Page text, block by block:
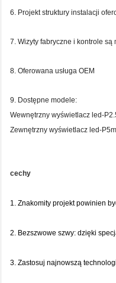
6. Projekt struktury instalacji
7. Wizyty fabryczne i kontrole są
8. Oferowana usługa OEM
9. Dostępne modele:
Wewnętrzny wyświetlacz led-
Zewnętrzny wyświetlacz led-
cechy
1. Znakomity projekt powinien
2. Bezszwowe szwy: dzięki
3. Zastosuj najnowszą